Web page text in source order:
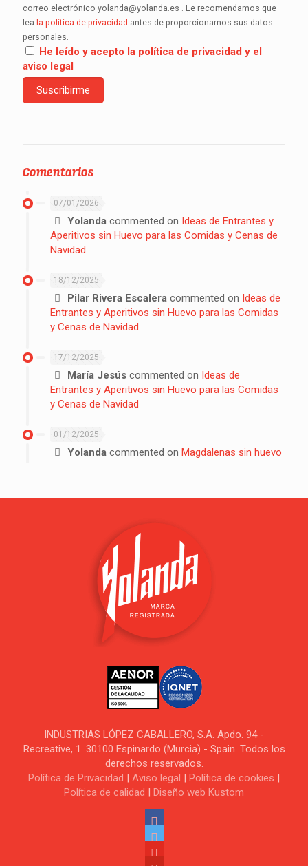
correo electrónico yolanda@yolanda.es . Le recomendamos que
lea la política de privacidad antes de proporcionarnos sus datos
personales.
He leído y acepto la política de privacidad y el
aviso legal
Comentarios
07/01/2026
Yolanda commented on Ideas de Entrantes y
Aperitivos sin Huevo para las Comidas y Cenas de
Navidad
18/12/2025
Pilar Rivera Escalera commented on Ideas de
Entrantes y Aperitivos sin Huevo para las Comidas
y Cenas de Navidad
17/12/2025
María Jesús commented on Ideas de
Entrantes y Aperitivos sin Huevo para las Comidas
y Cenas de Navidad
01/12/2025
Yolanda commented on Magdalenas sin huevo
INDUSTRIAS LÓPEZ CABALLERO, S.A. Apdo. 94 -
Recreative, 1. 30100 Espinardo (Murcia) - Spain. Todos los
derechos reservados.
Política de Privacidad | Aviso legal | Política de cookies |
Política de calidad | Diseño web Kustom